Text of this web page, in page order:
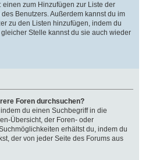
zum Hinzufügen zur Liste der
Benutzers. Außerdem kannst du im
zu den Listen hinzufügen, indem du
Stelle kannst du sie auch wieder
Foren durchsuchen?
du einen Suchbegriff in die
Übersicht, der Foren- oder
erhältst du, indem du
der von jeder Seite des Forums aus